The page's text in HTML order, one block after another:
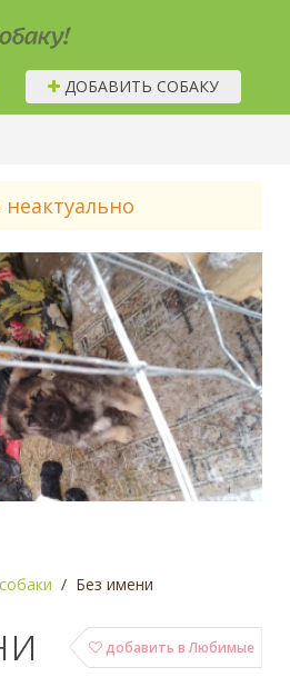
ДОБАВИТЬ СОБАКУ
Без имени
добавить в Любимые